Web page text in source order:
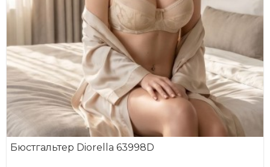
Бюстгальтер Diorella 63998D